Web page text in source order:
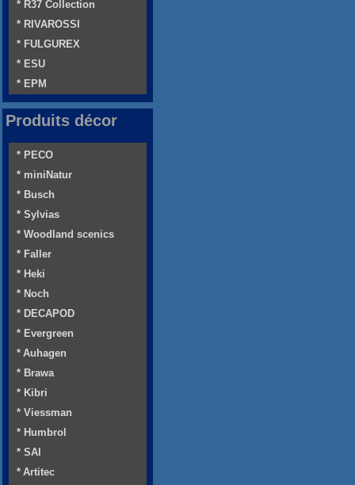
* R37 Collection
* RIVAROSSI
* FULGUREX
* ESU
* EPM
Produits décor
* PECO
* miniNatur
* Busch
* Sylvias
* Woodland scenics
* Faller
* Heki
* Noch
* DECAPOD
* Evergreen
* Auhagen
* Brawa
* Kibri
* Viessman
* Humbrol
* SAI
* Artitec